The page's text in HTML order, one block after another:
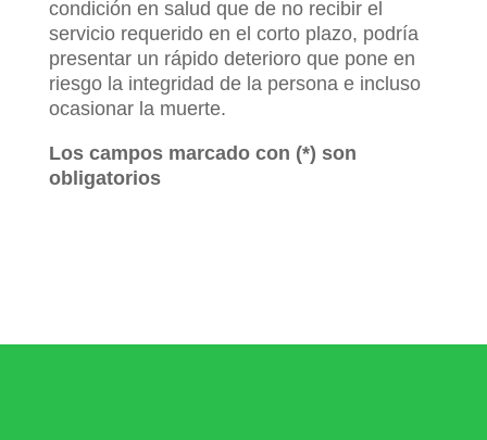
condición en salud que de no recibir el
servicio requerido en el corto plazo, podría
presentar un rápido deterioro que pone en
riesgo la integridad de la persona e incluso
ocasionar la muerte.
Los campos marcado con (*) son
obligatorios